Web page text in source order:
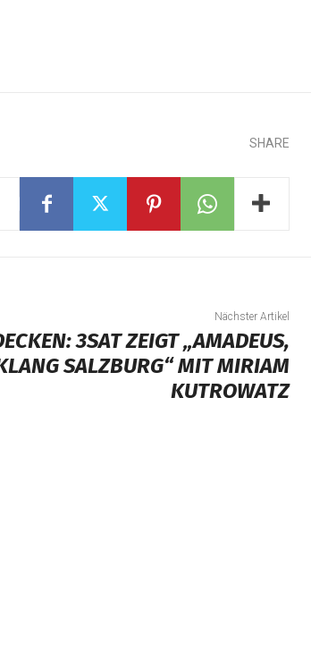
SHARE
Nächster Artikel
3SAT ZEIGT „AMADEUS,
SALZBURG“ MIT MIRIAM
KUTROWATZ